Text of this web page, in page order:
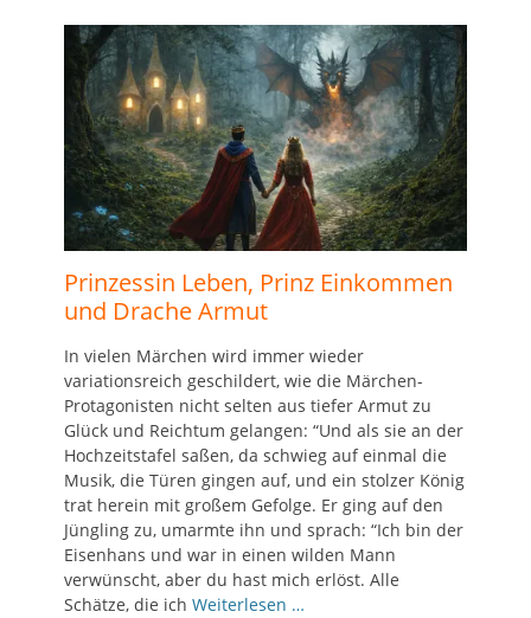
Prinzessin Leben, Prinz Einkommen
und Drache Armut
In vielen Märchen wird immer wieder
variationsreich geschildert, wie die Märchen-
Protagonisten nicht selten aus tiefer Armut zu
Glück und Reichtum gelangen: “Und als sie an der
Hochzeitstafel saßen, da schwieg auf einmal die
Musik, die Türen gingen auf, und ein stolzer König
trat herein mit großem Gefolge. Er ging auf den
Jüngling zu, umarmte ihn und sprach: “Ich bin der
Eisenhans und war in einen wilden Mann
verwünscht, aber du hast mich erlöst. Alle
Schätze, die ich Weiterlesen …